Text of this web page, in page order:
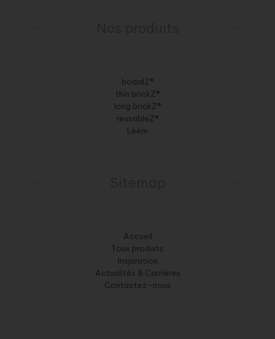
boardZ®
thin brickZ®
long brickZ®
reusableZ®
Léém
Accueil
Tous produits
Inspiration
Actualités & Carrières
Contactez-nous